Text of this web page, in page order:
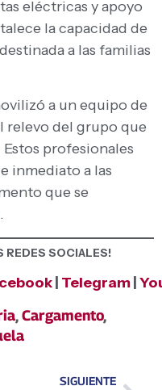
eléctricas y apoyo
la capacidad de
a las familias
a un equipo de
relevo del grupo que
profesionales
inmediato a las
que se
REDES SOCIALES!
Telegram
,Cargamento,
SIGUIENTE